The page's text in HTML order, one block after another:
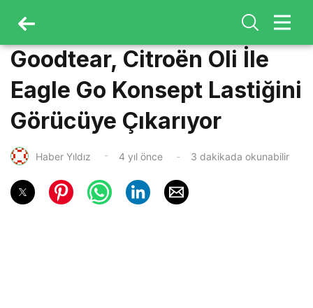
Goodtear, Citroën Oli İle
Eagle Go Konsept Lastiğini
Görücüye Çıkarıyor
Haber Yıldız 4 yıl önce 3 dakikada okunabilir